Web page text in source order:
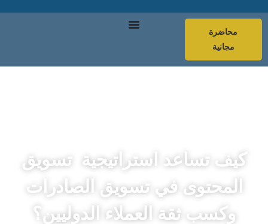
محاضرة
مجانية
كيف تساعد استراتيجية تسويق
المحتوى في تسويق الصادرات
وكسب ثقة العملاء الدوليين؟